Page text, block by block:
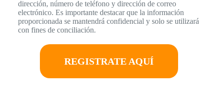
dirección, número de teléfono y dirección de correo
electrónico. Es importante destacar que la información
proporcionada se mantendrá confidencial y solo se utilizará
con fines de conciliación.
REGISTRATE AQUÍ